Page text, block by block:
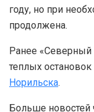
году, но при
продолжена.
Ранее «Северный
теплых
Норильска.
Больше новостей